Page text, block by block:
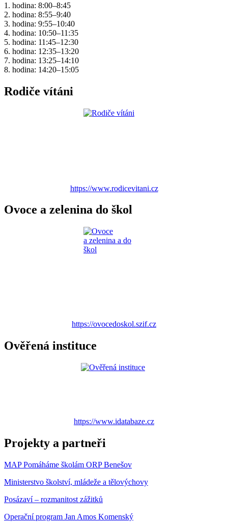
1. hodina: 8:00–8:45
2. hodina: 8:55–9:40
3. hodina: 9:55–10:40
4. hodina: 10:50–11:35
5. hodina: 11:45–12:30
6. hodina: 12:35–13:20
7. hodina: 13:25–14:10
8. hodina: 14:20–15:05
Rodiče vítáni
https://www.rodicevitani.cz
Ovoce a zelenina do škol
https://ovocedoskol.szif.cz
Ověřená instituce
https://www.idatabaze.cz
Projekty a partneři
MAP Pomáháme školám ORP Benešov
Ministerstvo školství, mládeže a tělovýchovy
Posázaví – rozmanitost zážitků
Operační program Jan Amos Komenský